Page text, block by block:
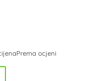
– od jednostavnih ideja
drže oblik čak
dodir i bez oštrih rubova.
su za samostalnu i
Prema ocjeni